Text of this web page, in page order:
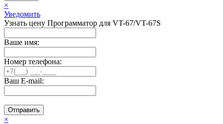
×
Уведомить
Узнать цену Программатор для VT-67/VT-67S
Ваше имя:
Номер телефона:
Ваш E-mail:
Отправить
×